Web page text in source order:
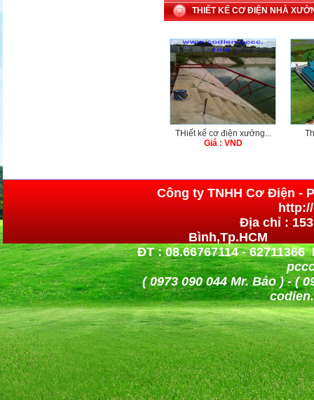
THIẾT KẾ CƠ ĐIỆN NHÀ
THiết kế cơ điện xưởng...
Giá : VND
Công ty TNHH Cơ
Địa chỉ :
Bình,Tp.HCM
ĐT : 08.66767114 - 62711366
( 0973 090 044 Mr. Bảo